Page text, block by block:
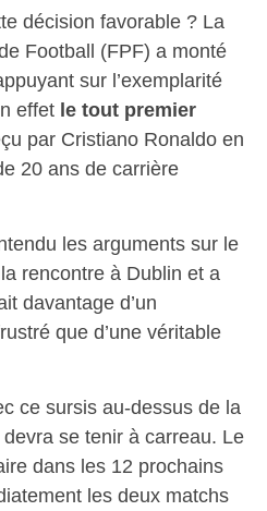
décision favorable ? La
Football (FPF) a monté
sur l’exemplarité
effet le tout premier
par Cristiano Ronaldo en
20 ans de carrière
les arguments sur le
rencontre à Dublin et a
davantage d’un
que d’une véritable
ce sursis au-dessus de la
se tenir à carreau. Le
dans les 12 prochains
les deux matchs